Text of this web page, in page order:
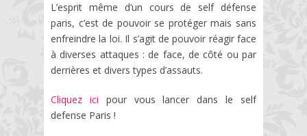
L’esprit même d’un cours de self défense
paris, c’est de pouvoir se protéger mais sans
enfreindre la loi. Il s’agit de pouvoir réagir face
à diverses attaques : de face, de côté ou par
derrières et divers types d’assauts.
Cliquez ici pour vous lancer dans le self
defense Paris !